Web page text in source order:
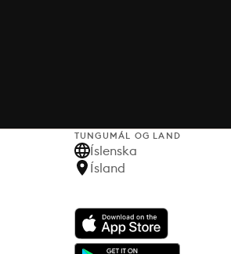
TUNGUMÁL OG LAND
Íslenska
Ísland